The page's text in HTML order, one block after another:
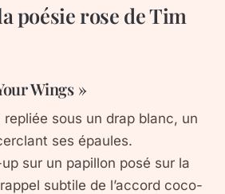
poésie rose de Tim
Wings »
repliée sous un drap blanc, un
ses épaules.
sur un papillon posé sur la
subtile de l’accord coco-